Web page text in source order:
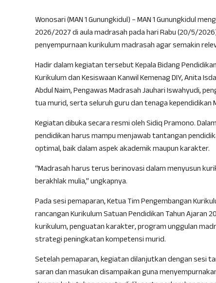
Wonosari (MAN 1 Gunungkidul) – MAN 1 Gunungkidul
2026/2027 di aula madrasah pada hari Rabu (20/5/
penyempurnaan kurikulum madrasah agar semakin
Hadir dalam kegiatan tersebut Kepala Bidang
Kurikulum dan Kesiswaan Kanwil Kemenag DIY, Anita
Abdul Naim, Pengawas Madrasah Jauhari Iswahyudi,
tua murid, serta seluruh guru dan tenaga kependidikan
Kegiatan dibuka secara resmi oleh Sidiq Pramono.
pendidikan harus mampu menjawab tantangan
optimal, baik dalam aspek akademik maupun karakter.
“Madrasah harus terus berinovasi dalam menyusun
berakhlak mulia,” ungkapnya.
Pada sesi pemaparan, Ketua Tim Pengembangan
rancangan Kurikulum Satuan Pendidikan Tahun
kurikulum, penguatan karakter, program unggulan
strategi peningkatan kompetensi murid.
Setelah pemaparan, kegiatan dilanjutkan dengan sesi
saran dan masukan disampaikan guna